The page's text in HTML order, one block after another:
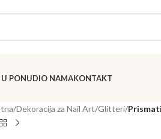
PONUDIO NAMAKONTAKT
/Dekoracija za Nail Art/Glitteri/